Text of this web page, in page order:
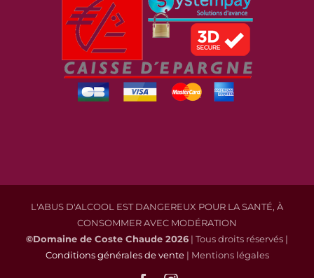
L'ABUS D'ALCOOL EST DANGEREUX POUR LA SANTÉ, À
CONSOMMER AVEC MODÉRATION
©Domaine de Coste Chaude 2026 | Tous droits réservés |
Conditions générales de vente| Mentions légales